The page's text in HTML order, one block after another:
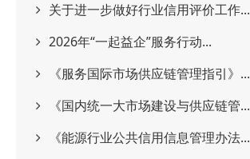
关于进一步做好行业信用评价工作...
2026年“一起益企”服务行动...
《服务国际市场供应链管理指引》...
《国内统一大市场建设与供应链管...
《能源行业公共信用信息管理办法...